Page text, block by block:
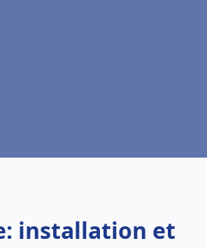
installation et